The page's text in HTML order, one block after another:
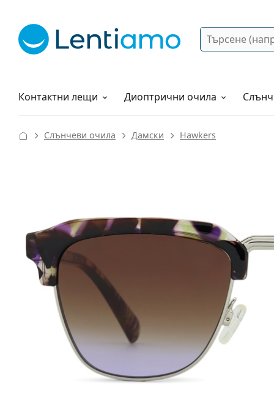
Търсене
Контактни лещи
Разтвори Диоптрични очила
Как да поръчам?
Слънчеви очила Дамски Hawkers
42 mm
Височина на стъклото
52 mm
Ширина на стъклото
Ширина
на